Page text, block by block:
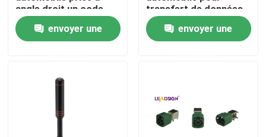
Des produits
angle droit un code
4Pin montage PCB
envoyer une
transfert de données
à grande vitesse
envoyer une